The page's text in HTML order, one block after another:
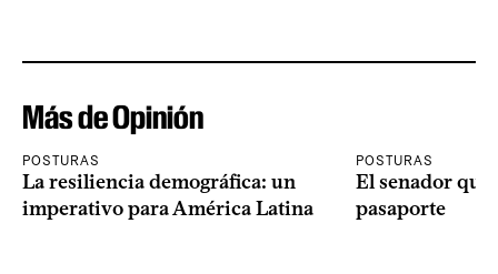
Más de Opinión
POSTURAS
La resiliencia demográfica: un
imperativo para América Latina
POSTURAS
El senador
pasaporte